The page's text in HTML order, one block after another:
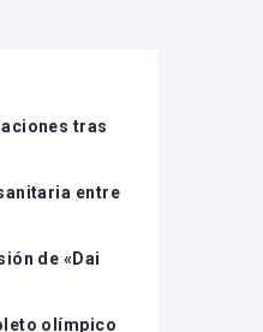
tras
entre
de «Dai
olímpico